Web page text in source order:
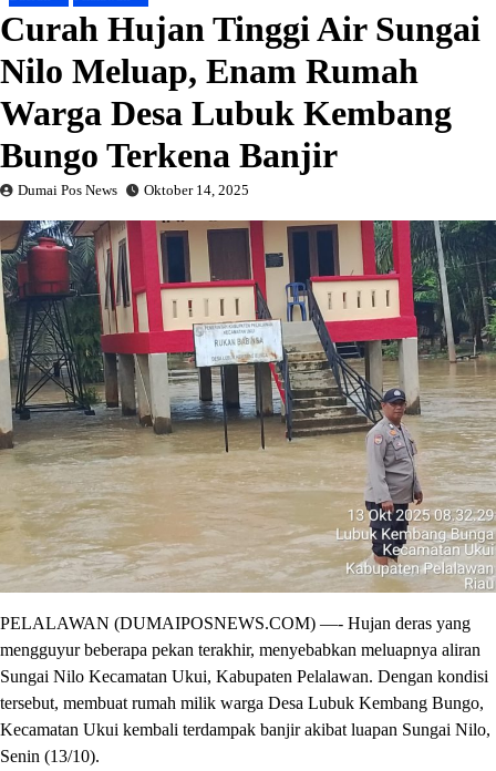
Curah Hujan Tinggi Air Sungai
Nilo Meluap, Enam Rumah
Warga Desa Lubuk Kembang
Bungo Terkena Banjir
Dumai Pos News Oktober 14, 2025
PELALAWAN (DUMAIPOSNEWS.COM) —- Hujan deras yang
mengguyur beberapa pekan terakhir, menyebabkan meluapnya aliran
Sungai Nilo Kecamatan Ukui, Kabupaten Pelalawan. Dengan kondisi
tersebut, membuat rumah milik warga Desa Lubuk Kembang Bungo,
Kecamatan Ukui kembali terdampak banjir akibat luapan Sungai Nilo,
Senin (13/10).